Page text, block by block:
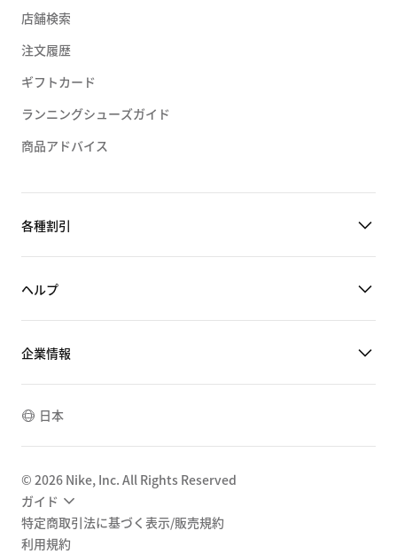
店舗検索
注文履歴
ギフトカード
ランニングシューズガイド
商品アドバイス
各種割引
ヘルプ
企業情報
日本
© 2026 Nike, Inc. All Rights Reserved
ガイド
特定商取引法に基づく表示/販売規約
利用規約